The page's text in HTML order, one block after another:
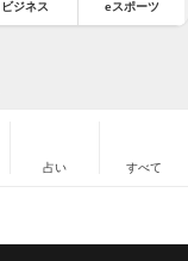
ビジネス eスポーツ
占い すべて